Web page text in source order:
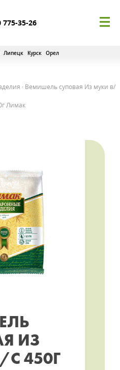
775-35-26
Липецк Курск Орел
· Вемишель суповая Из муки в/
Лимак
ИЗ
450Г